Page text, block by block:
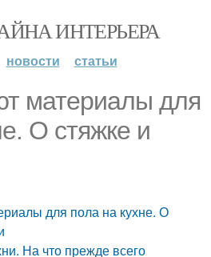
ИНТЕРЬЕРА
новости статьи
материалы для
О стяжке и
для пола на кухне. О
На что прежде всего